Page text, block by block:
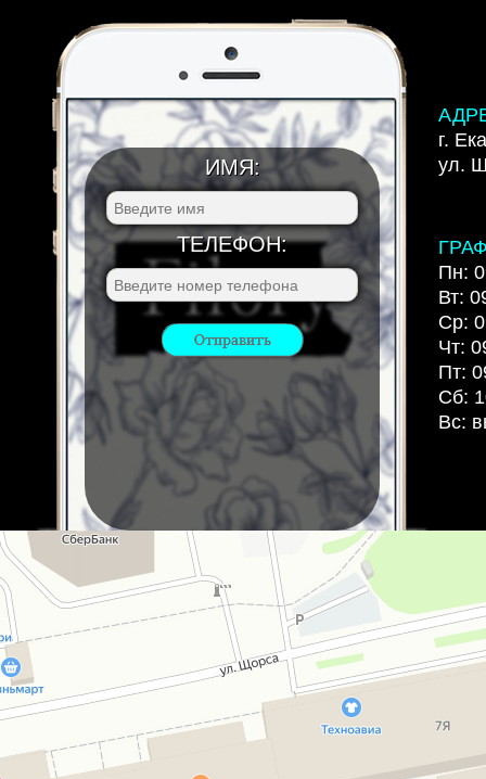
ИМЯ:
ТЕЛЕФОН:
г.
ул.
Пн:
Вт:
Ср:
Чт:
Пт:
Сб:
Вс: